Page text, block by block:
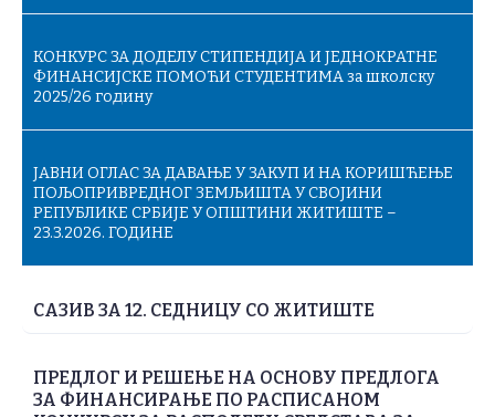
КОНКУРС ЗА ДОДЕЛУ СТИПЕНДИЈА И ЈЕДНОКРАТНЕ
ФИНАНСИЈСКЕ ПОМОЋИ СТУДЕНТИМА за школску
2025/26 годину
ЈАВНИ ОГЛАС ЗА ДАВАЊЕ У ЗАКУП И НА КОРИШЋЕЊЕ
ПОЉОПРИВРЕДНОГ ЗЕМЉИШТА У СВОЈИНИ
РЕПУБЛИКЕ СРБИЈЕ У ОПШТИНИ ЖИТИШТЕ –
23.3.2026. ГОДИНЕ
САЗИВ ЗА 12. СЕДНИЦУ СО ЖИТИШТЕ
ПРЕДЛОГ И РЕШЕЊЕ НА ОСНОВУ ПРЕДЛОГА
ЗА ФИНАНСИРАЊЕ ПО РАСПИСАНОМ